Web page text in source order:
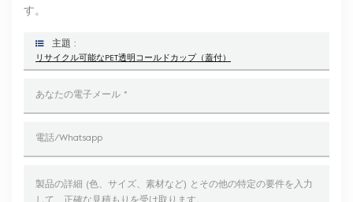
す。
主題 :
リサイクル可能なPET透明コールドカップ（蓋付）